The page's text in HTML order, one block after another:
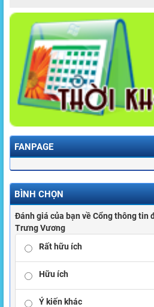
FANPAGE
BÌNH CHỌN
Đánh giá của bạn về Cổng thông tin
Trưng Vương
Rất hữu ích
Hữu ích
Ý kiến khác